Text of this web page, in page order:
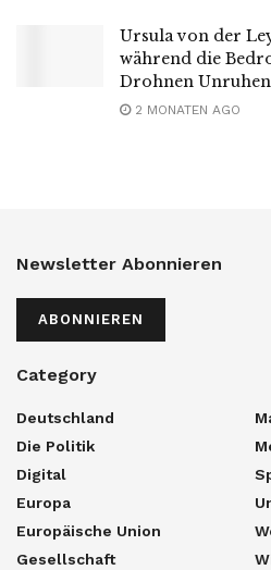
Ursula von der
während die
Drohnen
2 MONATEN AGO
Newsletter Abonnieren
ABONNIEREN
Category
Deutschland
Die Politik
Digital
Europa
Europäische Union
Gesellschaft